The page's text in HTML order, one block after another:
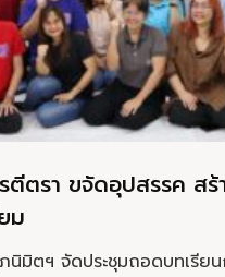
ตีตรา ขจัดอุปสรรค สร้
ม
นิมิตฯ จัดประชุมถอดบทเรีย